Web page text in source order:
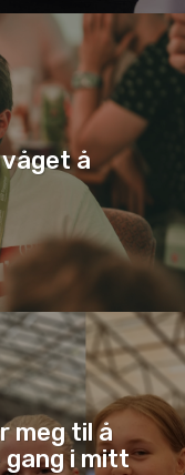
å
meg til å
i mitt